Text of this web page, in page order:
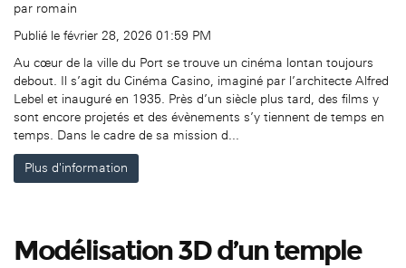
par romain
Publié le février 28, 2026 01:59 PM
Au cœur de la ville du Port se trouve un cinéma lontan toujours
debout. Il s’agit du Cinéma Casino, imaginé par l’architecte Alfred
Lebel et inauguré en 1935. Près d’un siècle plus tard, des films y
sont encore projetés et des évènements s’y tiennent de temps en
temps. Dans le cadre de sa mission d...
Plus d'information
Modélisation 3D d’un temple